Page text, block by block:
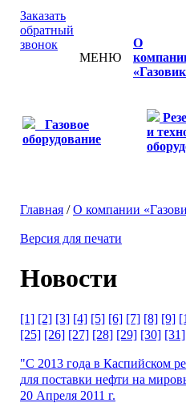
Заказать
обратный
звонок
МЕНЮ
О
Газовое
оборудование
и
Главная /О компании
Версия для печати
Новости
[1] [2] [3] [4] [5] [6] [7] [8] [9]
[25] [26] [27] [28] [29] [30] [31]
"С 2013 года в Каспийском
для поставки нефти на
20 Апреля 2011 г.